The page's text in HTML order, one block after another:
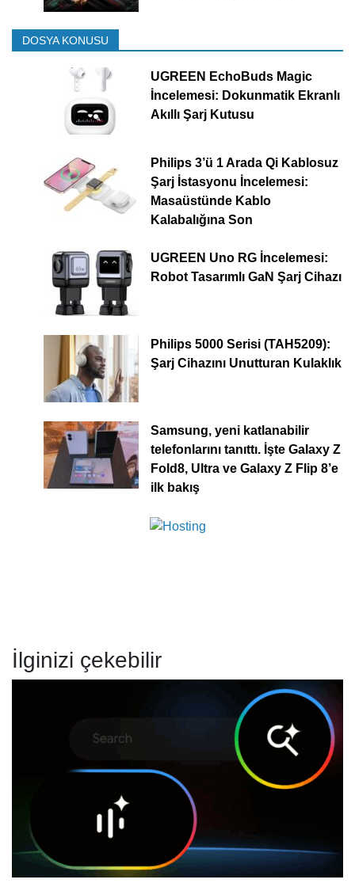
DOSYA KONUSU
UGREEN EchoBuds Magic
İncelemesi: Dokunmatik Ekranlı
Akıllı Şarj Kutusu
Philips 3’ü 1 Arada Qi Kablosuz
Şarj İstasyonu İncelemesi:
Masaüstünde Kablo
Kalabalığına Son
UGREEN Uno RG İncelemesi:
Robot Tasarımlı GaN Şarj Cihazı
Philips 5000 Serisi (TAH5209):
Şarj Cihazını Unutturan Kulaklık
Samsung, yeni katlanabilir
telefonlarını tanıttı. İşte Galaxy Z
Fold8, Ultra ve Galaxy Z Flip 8’e
ilk bakış
İlginizi çekebilir